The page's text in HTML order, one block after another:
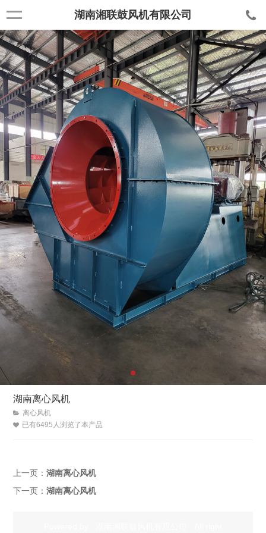
湖南湘联鼓风机有限公司
湖南离心风机
离心风机
已有6495人浏览了本产品
上一页：湖南离心风机
下一页：湖南离心风机